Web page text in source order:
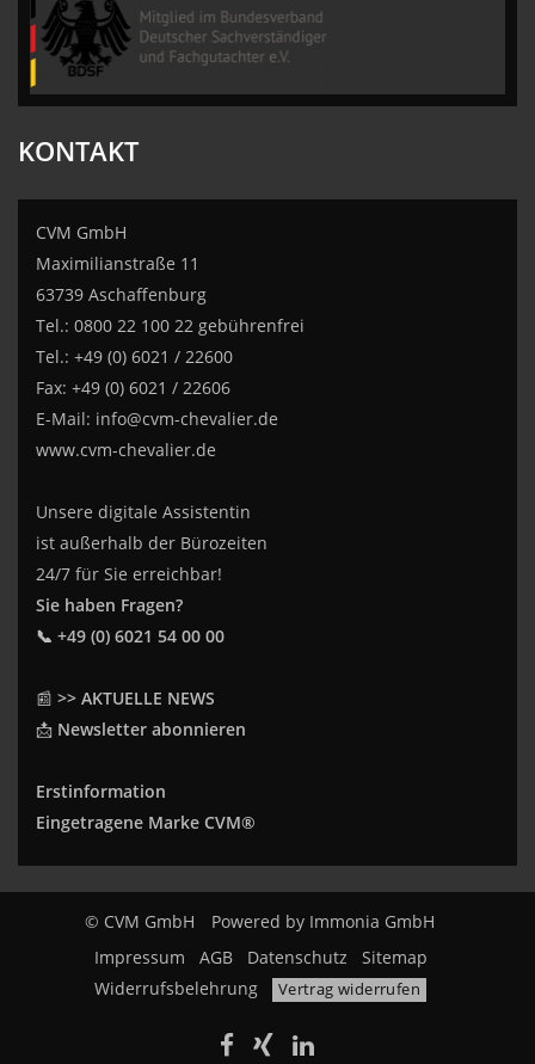
KONTAKT
CVM GmbH
Maximilianstraße 11
63739 Aschaffenburg
Tel.: 0800 22 100 22 gebührenfrei
Tel.: +49 (0) 6021 / 22600
Fax: +49 (0) 6021 / 22606
E-Mail: info@cvm-chevalier.de
www.cvm-chevalier.de
Unsere digitale Assistentin
ist außerhalb der Bürozeiten
24/7 für Sie erreichbar!
Sie haben Fragen?
📞 +49 (0) 6021 54 00 00
📰 >> AKTUELLE NEWS
📩 Newsletter abonnieren
Erstinformation
Eingetragene Marke CVM®
© CVM GmbH Powered by Immonia GmbH
Impressum
AGB Datenschutz
Sitemap
Widerrufsbelehrung
Vertrag widerrufen